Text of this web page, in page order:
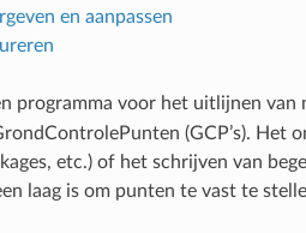
en aanpassen
programma voor het uitlijnen
(GCP’s). Het
etc.) of het schrijven van
laag is om punten te vast te